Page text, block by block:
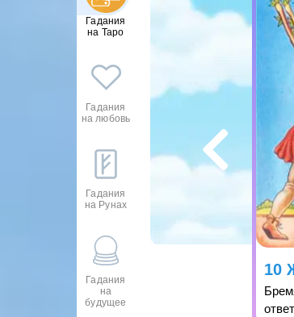
Гадания
на Таро
Гадания
на любовь
Гадания
на Рунах
Гадания
на
будущее
10